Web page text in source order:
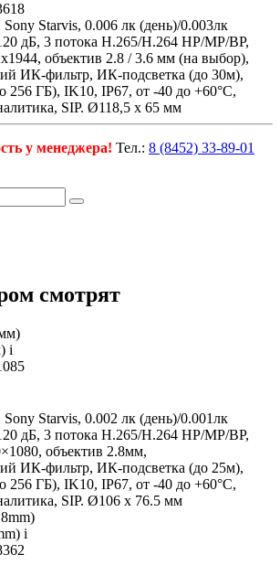
Starvis, 0.006 лк (день)/0.003лк
дБ, 3 потока H.265/Н.264 HP/MP/BP,
объектив 2.8 / 3.6 мм (на выбор),
ИК-фильтр, ИК-подсветка (до 30м),
256 ГБ), IK10, IP67, от -40 до +60°С,
SIP. Ø118,5 х 65 мм
у менеджера! Тел.: 8 (8452) 33-89-01
смотрят
i
Starvis, 0.002 лк (день)/0.001лк
дБ, 3 потока H.265/Н.264 HP/MP/BP,
объектив 2.8мм,
ИК-фильтр, ИК-подсветка (до 25м),
256 ГБ), IK10, IP67, от -40 до +60°С,
SIP. Ø106 х 76.5 мм
i